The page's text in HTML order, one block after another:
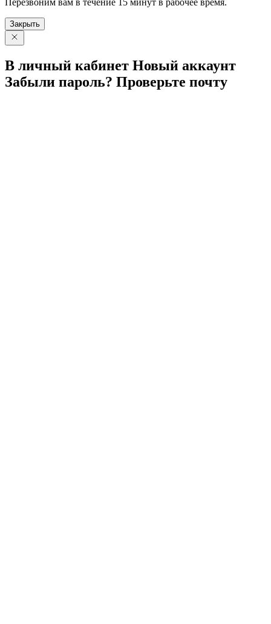
Перезвоним вам в течение 15 минут в рабочее время.
Закрыть
В личный кабинет Новый аккаунт
Забыли пароль? Проверьте почту